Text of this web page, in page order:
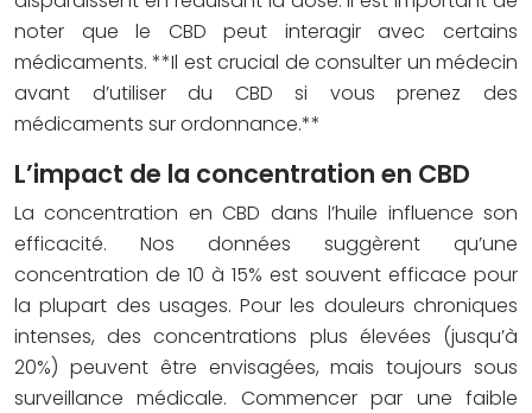
noter que le CBD peut interagir avec certains
médicaments. **Il est crucial de consulter un médecin
avant d’utiliser du CBD si vous prenez des
médicaments sur ordonnance.**
L’impact de la concentration en CBD
La concentration en CBD dans l’huile influence son
efficacité. Nos données suggèrent qu’une
concentration de 10 à 15% est souvent efficace pour
la plupart des usages. Pour les douleurs chroniques
intenses, des concentrations plus élevées (jusqu’à
20%) peuvent être envisagées, mais toujours sous
surveillance médicale. Commencer par une faible